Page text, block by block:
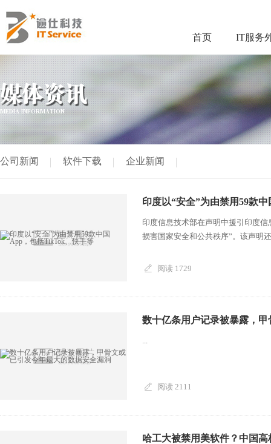
首页 IT服务
媒体资讯
MEDIA INFORMATION
公司新闻 软件下载 企业新闻
印度以“安全”为由禁用59款
印度信息技术部在声明中援引印度
损害国家安全和公共秩序”。该声明
阅读 1729
数十亿条用户记录被暴露，
...
阅读 2111
哈工大被禁用美软件？中国